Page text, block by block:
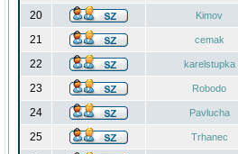
20 Kimov
21 cemak
22 karelstupka
23 Robodo
24 Pavlucha
25 Trhanec